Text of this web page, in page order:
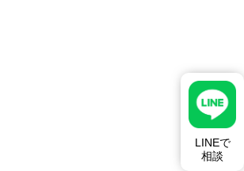
LINEで
相談